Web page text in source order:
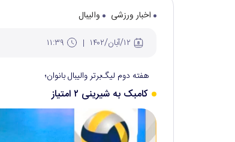
اخبار ورزشی
والیبال
هفته دوم لیگ‌برتر والیبال بانوان؛
کامبک به شیرینی ۲ امتیاز